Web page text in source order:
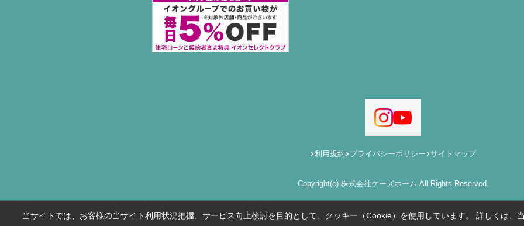
利用規約 プライバシーポリシー サイトマップ
Copyright(c) 株式会社ケーズホーム All Rights Reserved.
当サイトでは、お客様の当サイト利用状況把握、サービス向上検討を目的として、クッキー（Cookie）を使用しています。 詳しくは、